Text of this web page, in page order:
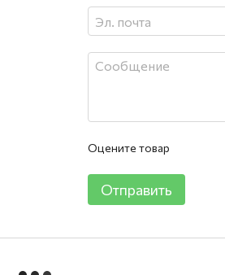
Оцените товар
Отправить